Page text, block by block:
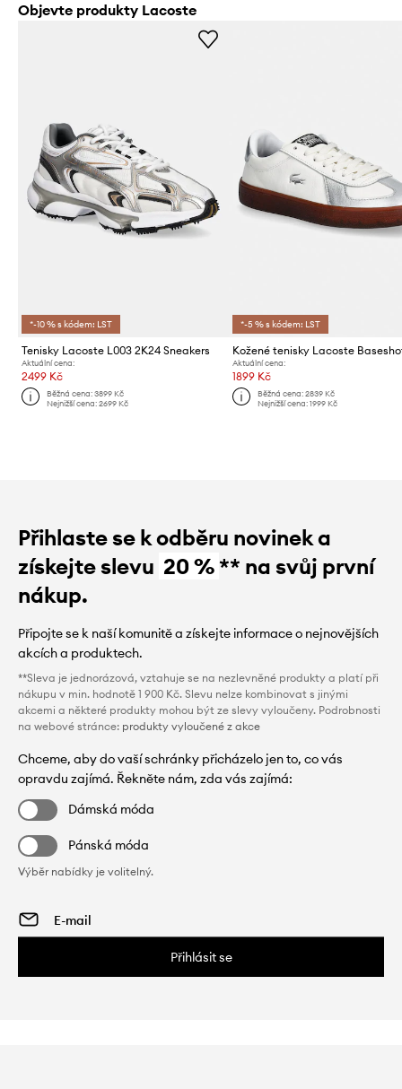
Objevte produkty Lacoste
*-10 % s kódem: LST
Tenisky Lacoste L003 2K24 Sneakers
Aktuální cena:
2499 Kč
Běžná cena:3899 Kč
Nejnižší cena:2699 Kč
*-5 % s kódem: LST
Aktuální cena:
1899 Kč
Běžná cena: 2839 Kč
Nejnižší cena: 1999 Kč
Přihlaste se k odběru novinek a
získejte slevu 20 %** na svůj první
nákup.
Připojte se k naší komunitě a získejte informace o nejnovějších
akcích a produktech.
**Sleva je jednorázová, vztahuje se na nezlevněné produkty a platí při
nákupu v min. hodnotě 1 900 Kč. Slevu nelze kombinovat s jinými
akcemi a některé produkty mohou být ze slevy vyloučeny. Podrobnosti
na webové stránce: produkty vyloučené z akce
Chceme, aby do vaší schránky přicházelo jen to, co vás
opravdu zajímá. Řekněte nám, zda vás zajímá:
Dámská móda
Pánská móda
Výběr nabídky je volitelný.
Přihlásit se